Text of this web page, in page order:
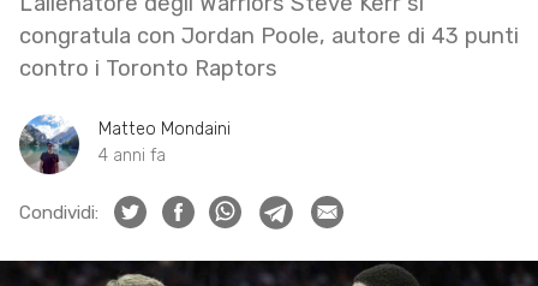
congratula con Jordan Poole, autore di 43 punti
contro i Toronto Raptors
Matteo Mondaini
4 anni fa
Condividi: